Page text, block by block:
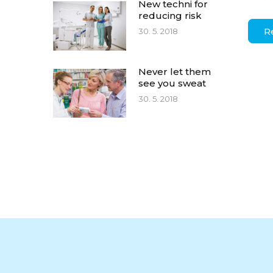
New techni for
reducing risk
30. 5. 2018
Never let them
see you sweat
30. 5. 2018